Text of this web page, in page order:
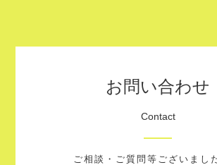
お問い合わせ
Contact
ご相談・ご質問等ございまし